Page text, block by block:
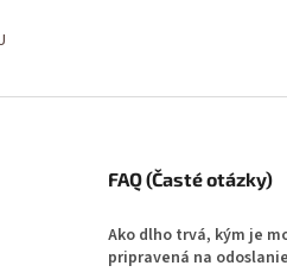
FAQ (Časté otázky)
Ako dlho trvá, kým je
pripravená na